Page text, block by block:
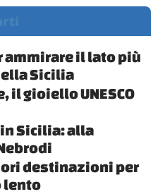
ammirare il lato più
Sicilia
il gioiello UNESCO
Sicilia: alla
destinazioni per
lento